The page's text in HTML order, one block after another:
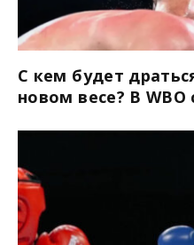
С кем будет
новом весе? В